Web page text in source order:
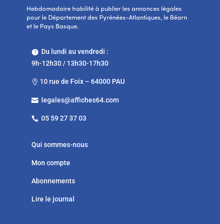
Hebdomadaire habilité à publier les annonces légales
pour le Département des Pyrénées-Atlantiques, le Béarn
et le Pays Basque.
Du lundi au vendredi :
9h-12h30 / 13h30-17h30
 10 rue de Foix – 64000 PAU
 legales@affiches64.com
 05 59 27 37 03
Qui sommes-nous
Mon compte
Abonnements
Lire le journal